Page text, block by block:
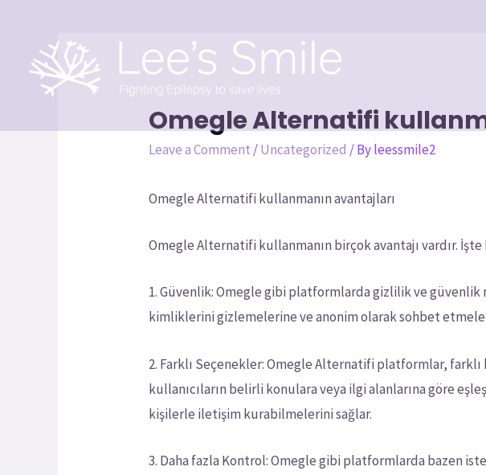
Omegle Alternatifi
Leave a Comment /Uncategorized / Byleessmile2
Omegle Alternatifi kullanmanın avantajları
Omegle Alternatifi kullanmanın birçok avantajı vardır. İşte
1. Güvenlik: Omegle gibi platformlarda gizlilik ve
kimliklerini gizlemelerine ve anonim olarak sohbet
2. Farklı Seçenekler: Omegle Alternatifi platformlar,
kullanıcıların belirli konulara veya ilgi alanlarına göre
kişilerle iletişim kurabilmelerini sağlar.
3. Daha fazla Kontrol: Omegle gibi platformlarda bazen